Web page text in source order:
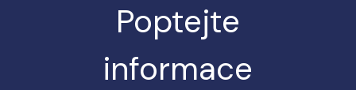
Poptejte
informace